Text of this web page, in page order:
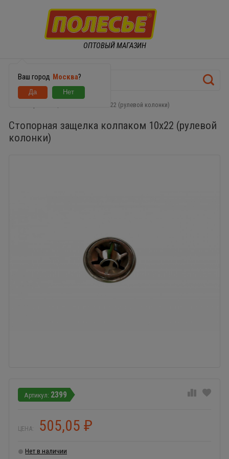
ОПТОВЫЙ МАГАЗИН
Ваш город Москва?
Стопорная защелка колпаком 10х22 (рулевой колонки)
Стопорная защелка колпаком 10х22 (рулевой
колонки)
2399
ЦЕНА: 505,05 ₽
Нет в наличии